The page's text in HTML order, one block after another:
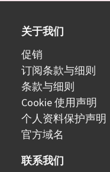
关于我们
促销
订阅条款与细则
条款与细则
Cookie 使用声明
个人资料保护声明
官方域名
联系我们